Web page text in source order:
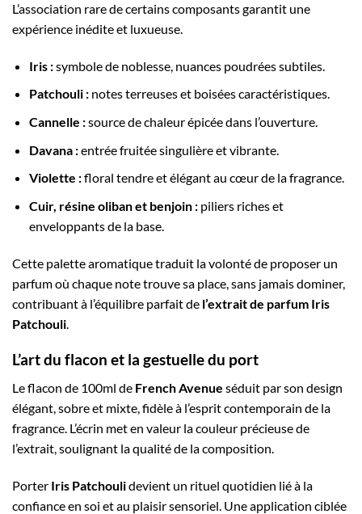
L’association rare de certains composants garantit une
expérience inédite et luxueuse.
Iris :symbole de noblesse, nuances poudrées subtiles.
Patchouli :notes terreuses et boisées caractéristiques.
Cannelle :source de chaleur épicée dans l’ouverture.
Davana :entrée fruitée singulière et vibrante.
Violette :floral tendre et élégant au cœur de la fragrance.
Cuir, résine oliban et benjoin :piliers riches et
enveloppants de la base.
Cette palette aromatique traduit la volonté de proposer un
parfum où chaque note trouve sa place, sans jamais dominer,
contribuant à l’équilibre parfait de l’extrait de parfum Iris
Patchouli
L’art du flacon et la gestuelle du port
Le flacon de 100ml de French Avenue séduit par son design
élégant, sobre et mixte, fidèle à l’esprit contemporain de la
fragrance. L’écrin met en valeur la couleur précieuse de
l’extrait, soulignant la qualité de la composition.
Porter Iris Patchoulidevient un rituel quotidien lié à la
confiance en soi et au plaisir sensoriel. Une application ciblée